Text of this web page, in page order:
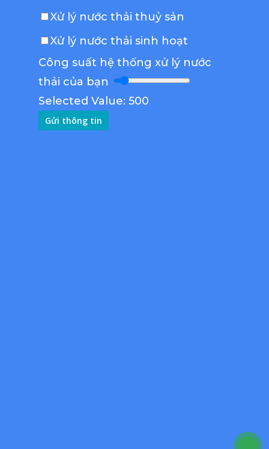
Xử lý nước thải thuỷ sản
Xử lý nước thải sinh hoạt
Công suất hệ thống xử lý nước
thải của bạn
Selected Value: 500
Gửi thông tin